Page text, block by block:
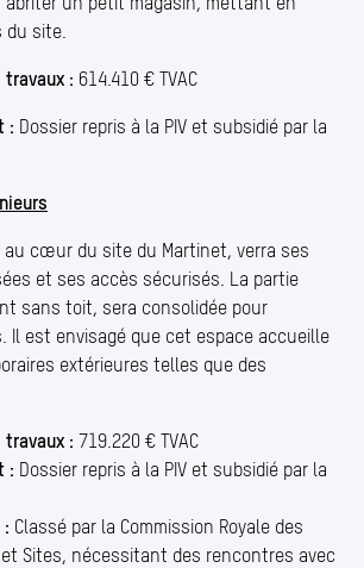
site.
travaux : 614.410 € TVAC
: Dossier repris à la PIV et subsidié par la
au cœur du site du Martinet, verra ses
et ses accès sécurisés. La partie
sans toit, sera consolidée pour
Il est envisagé que cet espace accueille
extérieures telles que des
travaux : 719.220 € TVAC
: Dossier repris à la PIV et subsidié par la
Classé par la Commission Royale des
Sites, nécessitant des rencontres avec